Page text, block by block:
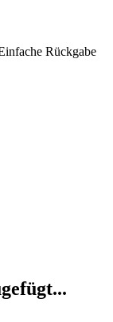
Rückgabe